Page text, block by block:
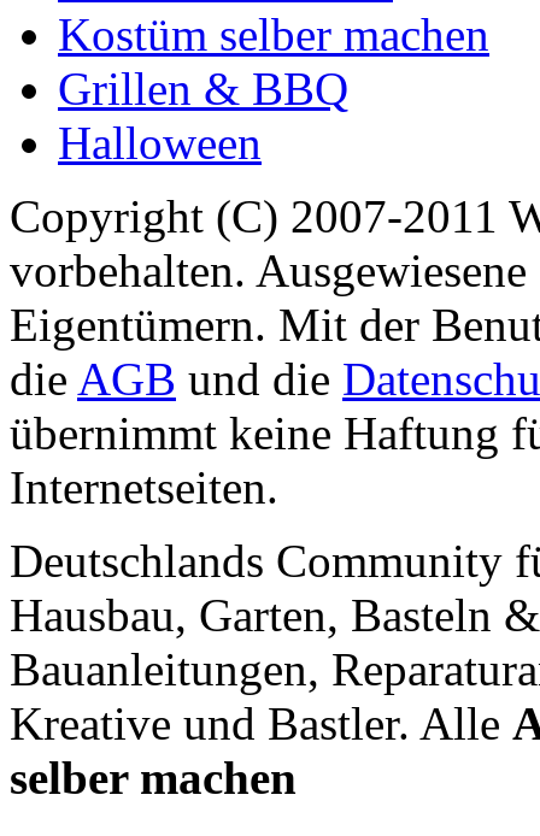
Kostüm selber machen
Grillen & BBQ
Halloween
Copyright (C) 2007-2011
vorbehalten.
Eigentümern. Mit der
die AGB und die
übernimmt keine Haftung
Internetseiten.
Deutschlands Community
Hausbau, Garten, Basteln
Bauanleitungen,
Kreative und Bastler. Alle
selber machen